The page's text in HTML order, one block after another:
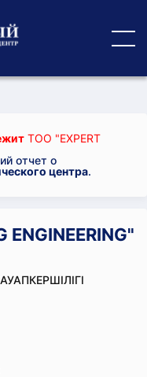
ТОО "EXPERT
отчет о
центра.
ENGINEERING"